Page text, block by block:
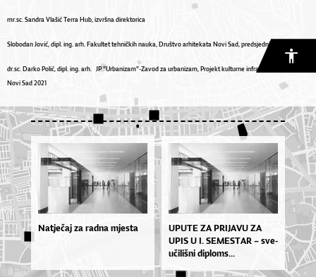
mr.sc. Sandra Vlašić Terra Hub, izvršna direktorica
Slobodan Jović, dipl. ing. arh. Fakultet tehničkih nauka, Društvo arhitekata Novi Sad, predsjednik
dr.sc. Darko Polić, dipl. ing. arh. JP "Urbanizam"-Zavod za urbanizam, Projekt kulturne infrastrukture, EPK
Novi Sad 2021
Natječaj za radna mjesta
UPU­TE ZA PRI­JA­VU ZA
UPIS U I. SE­MES­TAR – sve­
u­či­liš­ni di­plo­ms...